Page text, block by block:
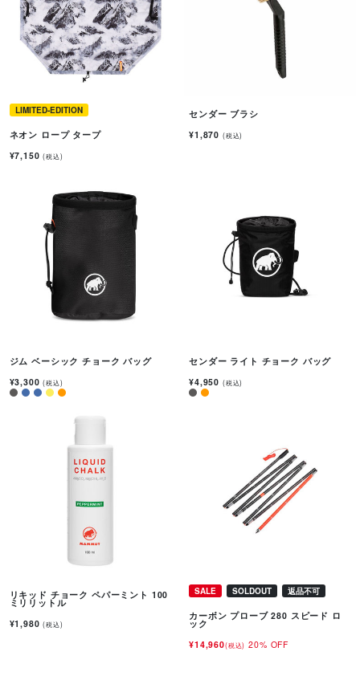
LIMITED-EDITION
ネオン ロープ タープ
¥7,150(税込)
センダー ブラシ
¥1,870 (税込)
ジム ベーシック チョーク バッグ
¥3,300(税込)
センダー ライト チョーク バッグ
¥4,950 (税込)
リキッド チョーク ペパーミント 100
ミリリットル
¥1,980(税込)
SALE SOLDOUT 返品不可
カーボン プローブ 280 スピード ロ
ック
¥14,960(税込) 20% OFF